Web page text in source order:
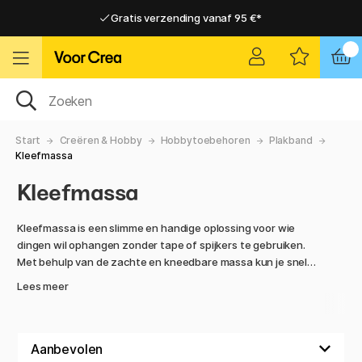
Gratis verzending vanaf 95 €*
Gratis verzending vanaf 95 €*
Start Creëren & Hobby Hobbytoebehoren
Plakband
Kleefmassa
Kleefmassa
Kleefmassa is een slimme en handige oplossing voor wie
dingen wil ophangen zonder tape of spijkers te gebruiken.
Met behulp van de zachte en kneedbare massa kun je snel
Of je nu wilt knutselen, organiseren of het gewoon gezellig
Lees meer